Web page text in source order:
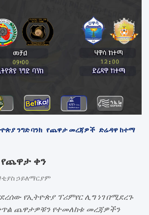
ንግድ ባንክ የጨዋታ መረጃዎች ድሬዳዋ ከተማ
ቀን
ኃይለማርያም
የኢትዮጵያ ፕሪምየር ሊግ ነገ በሚደረጉ
ጨዋታዎቹን የተመለከቱ መረጃዎችን